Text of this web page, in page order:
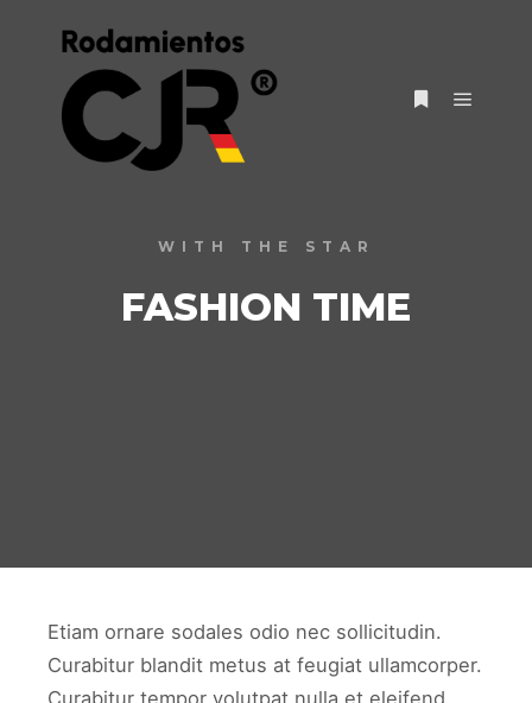
WITH THE STAR
FASHION TIME
Etiam ornare sodales odio nec sollicitudin.
Curabitur blandit metus at feugiat ullamcorper.
Curabitur tempor volutpat nulla et eleifend.